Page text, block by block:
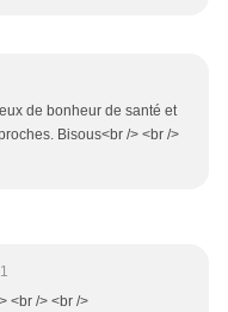
de bonheur de santé et
Bisous<br /> <br />
<br /> <br />